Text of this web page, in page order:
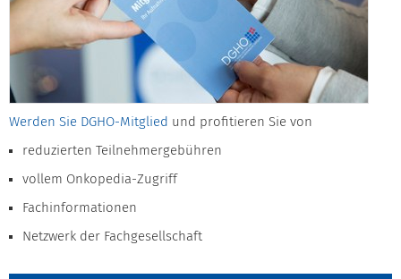
Werden Sie DGHO-Mitglied und profitieren Sie von
reduzierten Teilnehmergebühren
vollem Onkopedia-Zugriff
Fachinformationen
Netzwerk der Fachgesellschaft